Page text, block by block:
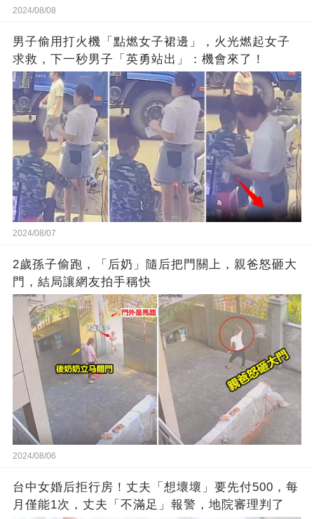
2024/08/08
男子偷用打火機「點燃女子裙邊」，火光燃起女子
求救，下一秒男子「英勇站出」：機會來了！
2024/08/07
2歲孫子偷跑，「后奶」隨后把門關上，親爸怒砸大
門，結局讓網友拍手稱快
2024/08/06
台中女婚后拒行房！丈夫「想壞壞」要先付500，每
月僅能1次，丈夫「不滿足」報警，地院審理判了